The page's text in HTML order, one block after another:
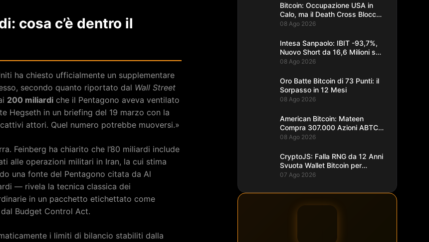
cosa c’è dentro il
ha chiesto ufficialmente un supplementare
secondo quanto riportato dal Wall Street
200 miliardi che il Pentagono aveva ventilato
Hegseth in un briefing del 19 marzo con la
attori. Quel numero potrebbe muoversi.»
Feinberg ha chiarito che l’80 miliardi include
alle operazioni militari in Iran, la cui stima
una fonte del Pentagono citata da Al
— rivela la tecnica classica dei
in un pacchetto etichettato come
Budget Control Act.
i limiti di bilancio stabiliti dalla
Bitcoin: Occupazione USA in
Calo, ma il Death Cross Blocca
il Rally
08 Ago 2026
Intesa Sanpaolo: IBIT -93,7%,
Nuovo Short da 16,6 Milioni su
Bitcoin
08 Ago 2026
Oro Batte Bitcoin di 73 Punti: il
Sorpasso in 12 Mesi
08 Ago 2026
American Bitcoin: Mateen
Compra 307.000 Azioni ABTC
per 1,93M$
08 Ago 2026
CryptoJS: Falla RNG da 12 Anni
Svuota Wallet Bitcoin per
$5,7M
07 Ago 2026